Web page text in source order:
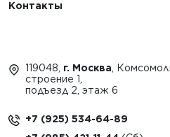
Контакты
119048, г. Москва ,
строение 1,
подъезд 2, этаж 6
+7 (925) 534-64-89